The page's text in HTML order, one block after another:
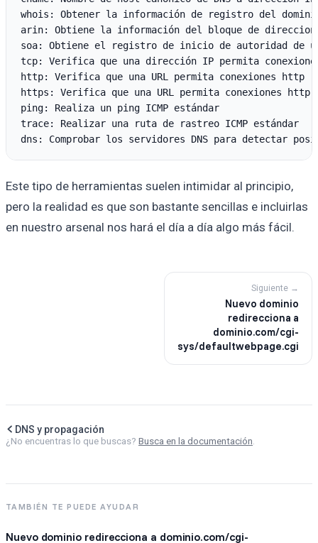
whois: Obtener la información de registro del
arin: Obtiene la información del bloque de
soa: Obtiene el registro de inicio de autoridad de
tcp: Verifica que una dirección IP permita
http: Verifica que una URL permita conexiones http
https: Verifica que una URL permita conexiones
ping: Realiza un ping ICMP estándar
trace: Realizar una ruta de rastreo ICMP estándar
Este tipo de herramientas suelen intimidar al principio,
pero la realidad es que son bastante sencillas e incluirlas
en nuestro arsenal nos hará el día a día algo más fácil.
Siguiente →
Nuevo dominio
redirecciona a
dominio.com/cgi-
sys/defaultwebpage.cgi
DNS y propagación
¿No encuentras lo que buscas? Busca en la documentación
TAMBIÉN TE PUEDE AYUDAR
Nuevo dominio redirecciona a dominio.com/cgi-